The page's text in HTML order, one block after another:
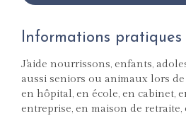
Informations pratiques
J'aide nourrissons, enfants,
aussi seniors ou animaux lors de
en hôpital, en école, en cabinet,
entreprise, en maison de retraite,